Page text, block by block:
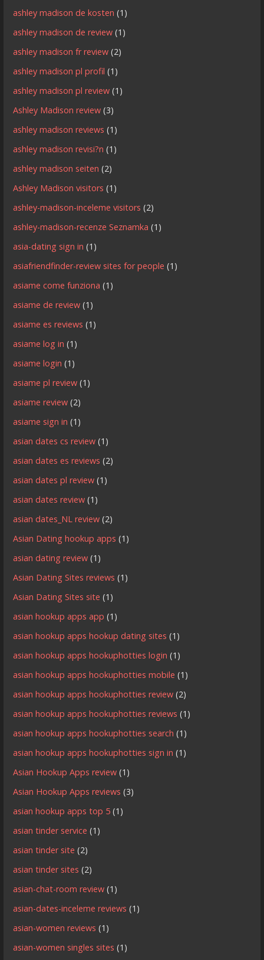
ashley madison de kosten (1)
ashley madison de review (1)
ashley madison fr review (2)
ashley madison pl profil (1)
ashley madison pl review (1)
Ashley Madison review (3)
ashley madison reviews (1)
ashley madison revisi?n (1)
ashley madison seiten (2)
Ashley Madison visitors (1)
ashley-madison-inceleme visitors (2)
ashley-madison-recenze Seznamka (1)
asia-dating sign in (1)
asiafriendfinder-review sites for people (1)
asiame come funziona (1)
asiame de review (1)
asiame es reviews (1)
asiame log in (1)
asiame login (1)
asiame pl review (1)
asiame review (2)
asiame sign in (1)
asian dates cs review (1)
asian dates es reviews (2)
asian dates pl review (1)
asian dates review (1)
asian dates_NL review (2)
Asian Dating hookup apps (1)
asian dating review (1)
Asian Dating Sites reviews (1)
Asian Dating Sites site (1)
asian hookup apps app (1)
asian hookup apps hookup dating sites (1)
asian hookup apps hookuphotties login (1)
asian hookup apps hookuphotties mobile (1)
asian hookup apps hookuphotties review (2)
asian hookup apps hookuphotties reviews (1)
asian hookup apps hookuphotties search (1)
asian hookup apps hookuphotties sign in (1)
Asian Hookup Apps review (1)
Asian Hookup Apps reviews (3)
asian hookup apps top 5 (1)
asian tinder service (1)
asian tinder site (2)
asian tinder sites (2)
asian-chat-room review (1)
asian-dates-inceleme reviews (1)
asian-women reviews (1)
asian-women singles sites (1)